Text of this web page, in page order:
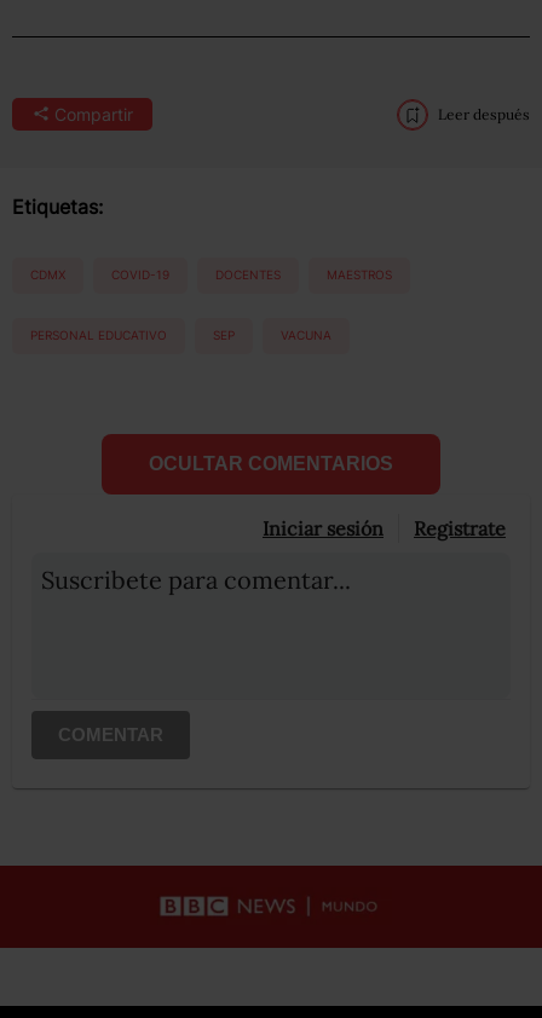
Compartir Leer después
Etiquetas:
CDMX COVID-19 DOCENTES MAESTROS
PERSONAL EDUCATIVO SEP VACUNA
OCULTAR COMENTARIOS
Iniciar sesión Registrate
Suscribete para comentar...
COMENTAR